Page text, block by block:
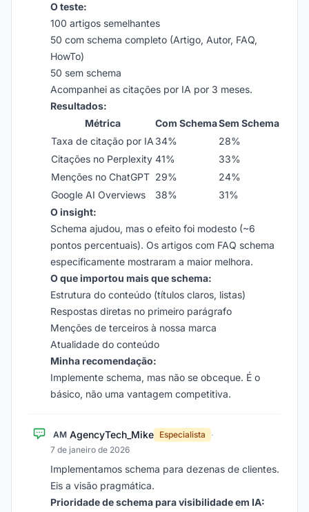
O teste:
100 artigos semelhantes
50 com schema completo (Artigo, Autor, FAQ,
HowTo)
50 sem schema
Acompanhei as citações por IA por 3 meses.
Resultados:
Métrica
Com SchemaSem Schema
Taxa de citação por IA 34%
28%
Citações no Perplexity 41%
33%
Menções no ChatGPT 29%
24%
Google AI Overviews
38%
31%
O insight:
Schema ajudou, mas o efeito foi modesto (~6
pontos percentuais). Os artigos com FAQ schema
especificamente mostraram a maior melhora.
O que importou mais que schema:
Estrutura do conteúdo (títulos claros, listas)
Respostas diretas no primeiro parágrafo
Menções de terceiros à nossa marca
Atualidade do conteúdo
Minha recomendação:
Implemente schema, mas não se obceque. É o
básico, não uma vantagem competitiva.
AM AgencyTech_Mike Especialista
·
7 de janeiro de 2026
Implementamos schema para dezenas de clientes.
Eis a visão pragmática.
Prioridade de schema para visibilidade em IA: